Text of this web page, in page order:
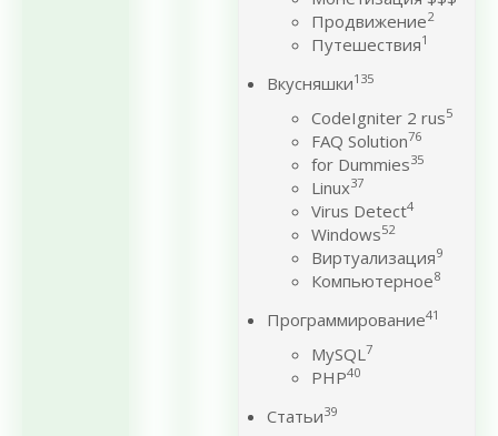
Продвижение2
Путешествия1
Вкусняшки135
CodeIgniter 2 rus5
FAQ Solution76
for Dummies35
Linux37
Virus Detect4
Windows52
Виртуализация9
Компьютерное8
Программирование41
MySQL7
PHP40
Статьи39